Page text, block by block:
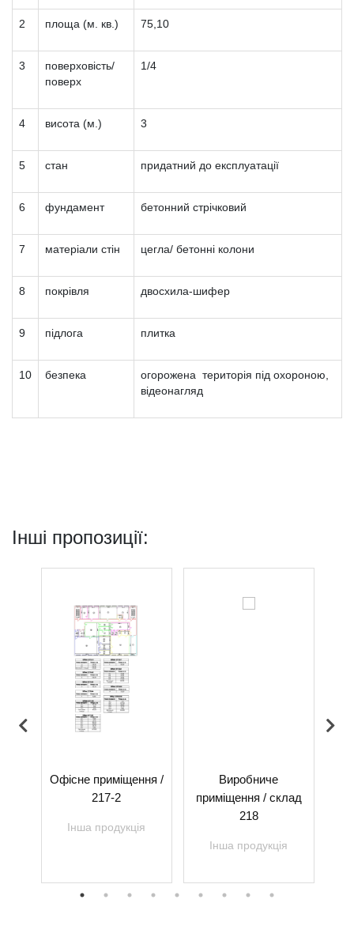
2 площа (м. кв.) 75,10
3
поверховість/
поверх
1/4
4 висота (м.) 3
5 стан придатний до експлуатації
6 фундамент бетонний стрічковий
7 матеріали стін цегла/ бетонні колони
8 покрівля двосхила-шифер
9 підлога плитка
10 безпека
огорожена територія під охороною,
відеонагляд
Інші пропозиції:
Офісне приміщення /
217-2
Інша продукція
Виробниче
приміщення / склад
218
Інша продукція